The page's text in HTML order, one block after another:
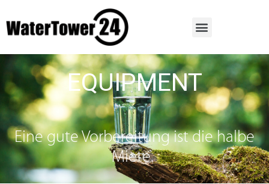
EQUIPMENT
Eine gute Vorbereitung ist die halbe
Miete.